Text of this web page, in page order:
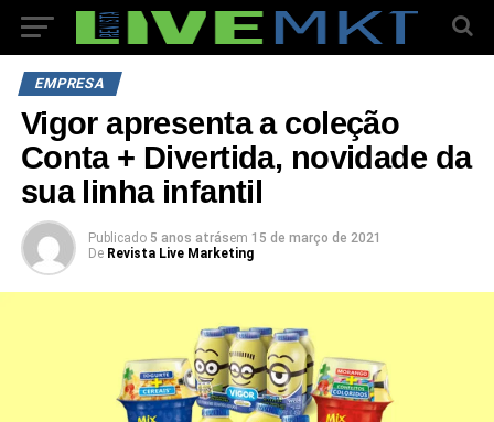
EMPRESA
Vigor apresenta a coleção
Conta + Divertida, novidade da
sua linha infantil
Publicado 5 anos atrásem 15 de março de 2021
De Revista Live Marketing